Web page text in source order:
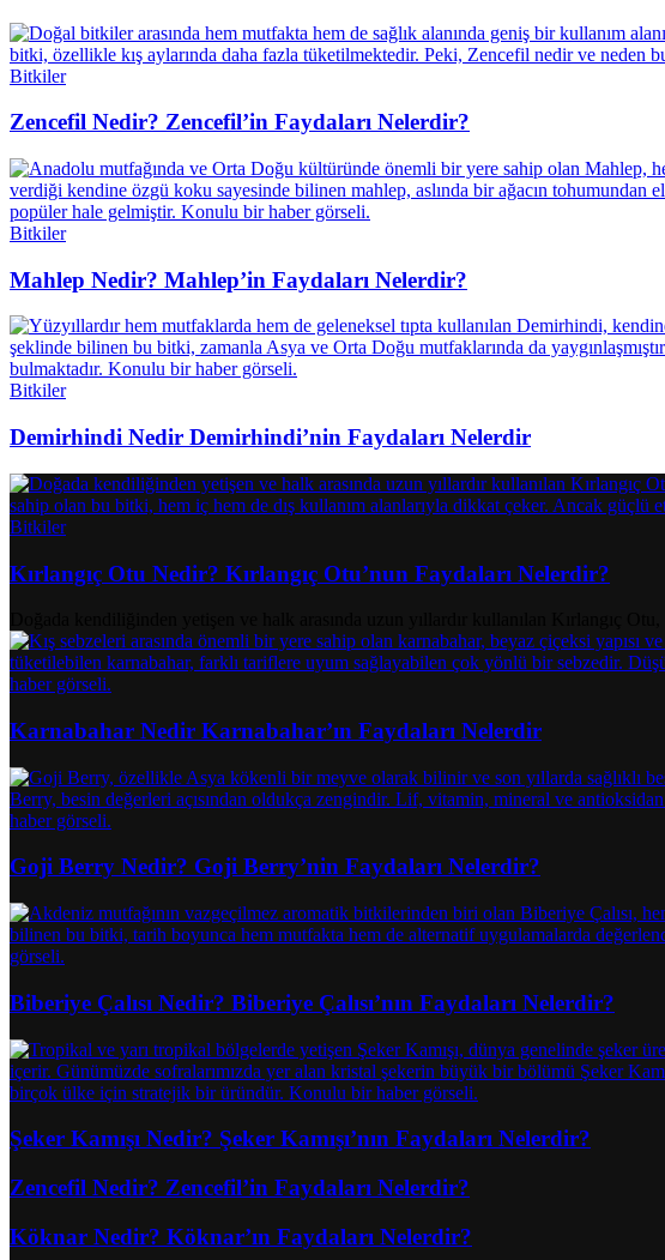
Bitkiler
Zencefil Nedir? Zencefil’in Faydaları Nelerdir?
Bitkiler
Mahlep Nedir? Mahlep’in Faydaları Nelerdir?
Bitkiler
Demirhindi Nedir Demirhindi’nin Faydaları Nelerdir
Bitkiler
Kırlangıç Otu Nedir? Kırlangıç Otu’nun Faydaları Nelerdir?
Karnabahar Nedir Karnabahar’ın Faydaları Nelerdir
Goji Berry Nedir? Goji Berry’nin Faydaları Nelerdir?
Biberiye Çalısı Nedir? Biberiye Çalısı’nın Faydaları Nelerdir?
Şeker Kamışı Nedir? Şeker Kamışı’nın Faydaları Nelerdir?
Zencefil Nedir? Zencefil’in Faydaları Nelerdir?
Köknar Nedir? Köknar’ın Faydaları Nelerdir?